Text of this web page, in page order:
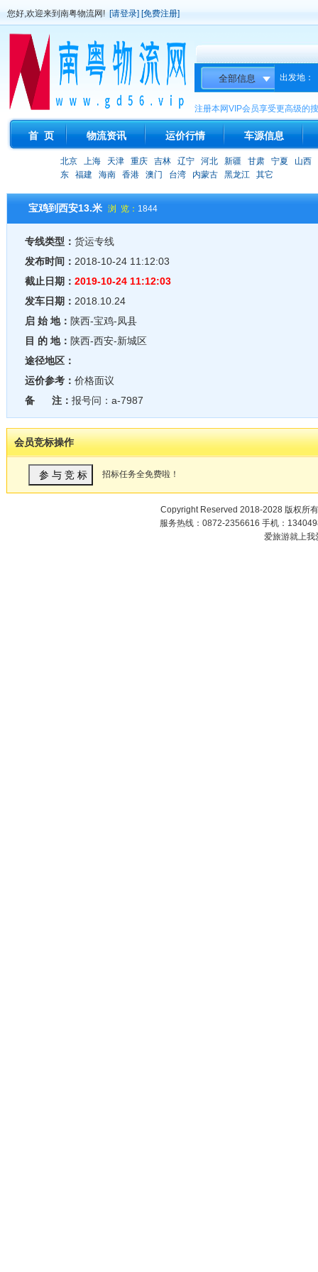
您好,欢迎来到南粤物流网! [请登录] [免费注册]
出发地：
注册本网VIP会员享受更高级的
首 页 物流资讯 运价行情 车源信息
北京 上海 天津 重庆 吉林 辽宁 河北 新疆 甘肃 宁夏
山西
东
福建 海南 香港 澳门 台湾 内蒙古 黑龙江 其它
宝鸡到西安13.米 浏 览： 1844
专线类型： 货运专线
发布时间： 2018-10-24 11:12:03
截止日期： 2019-10-24 11:12:03
发车日期： 2018.10.24
启 始 地： 陕西-宝鸡-凤县
目 的 地： 陕西-西安-新城区
途径地区：
运价参考： 价格面议
备 注： 报号问：a-7987
会员竞标操作
招标任务全免费啦！
Copyright Reserved 2018-2028 版权所
服务热线：0872-2356616 手机：
爱旅游就上我